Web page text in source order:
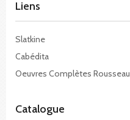
Liens
Slatkine
Cabédita
Oeuvres Complètes Rousseau
Catalogue